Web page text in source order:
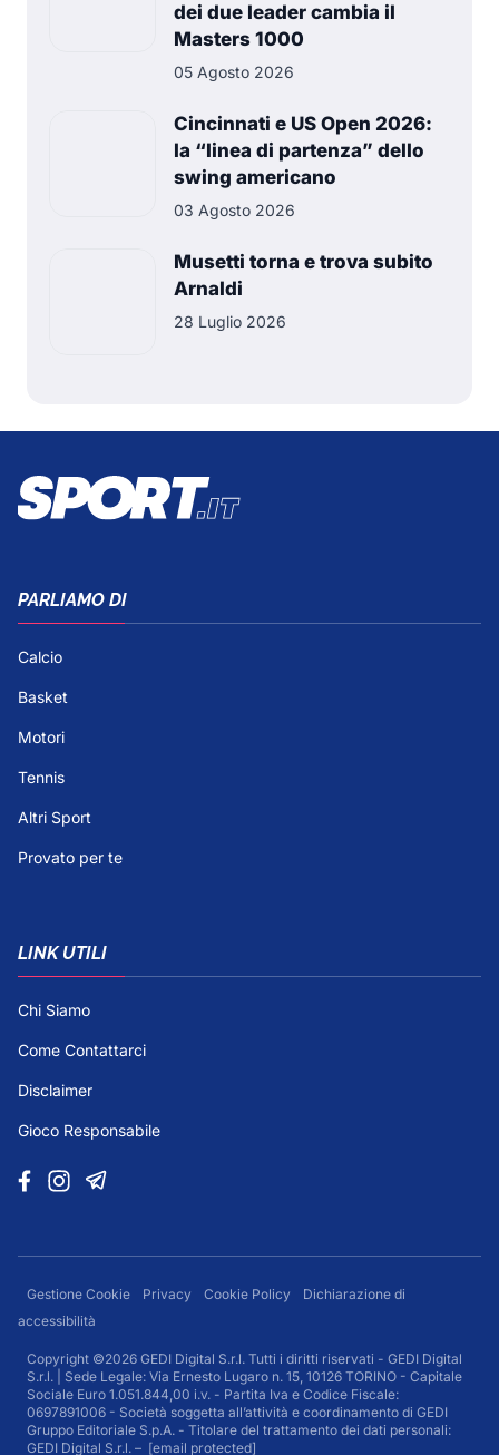
dei due leader cambia il
Masters 1000
05 Agosto 2026
Cincinnati e US Open 2026:
la “linea di partenza” dello
swing americano
03 Agosto 2026
Musetti torna e trova subito
Arnaldi
28 Luglio 2026
PARLIAMO DI
Calcio
Basket
Motori
Tennis
Altri Sport
Provato per te
LINK UTILI
Chi Siamo
Come Contattarci
Disclaimer
Gioco Responsabile
Gestione Cookie Privacy Cookie Policy
Dichiarazione di
accessibilità
Copyright ©2026 GEDI Digital S.r.l. Tutti i diritti riservati - GEDI Digital
S.r.l. | Sede Legale: Via Ernesto Lugaro n. 15, 10126 TORINO - Capitale
Sociale Euro 1.051.844,00 i.v. - Partita Iva e Codice Fiscale:
0697891006 - Società soggetta all’attività e coordinamento di GEDI
Gruppo Editoriale S.p.A. - Titolare del trattamento dei dati personali:
GEDI Digital S.r.l. – [email protected]